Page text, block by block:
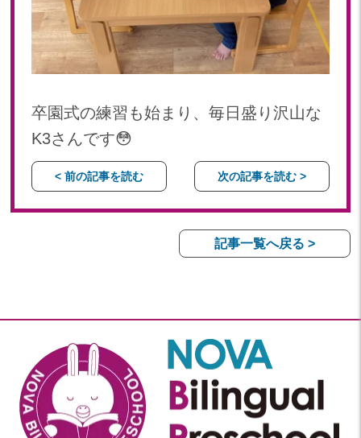
卒園式の練習も始まり、毎日盛り沢山な
K3さんです😳
< 前の記事を読む 次の記事を読む >
記事一覧へ戻る >